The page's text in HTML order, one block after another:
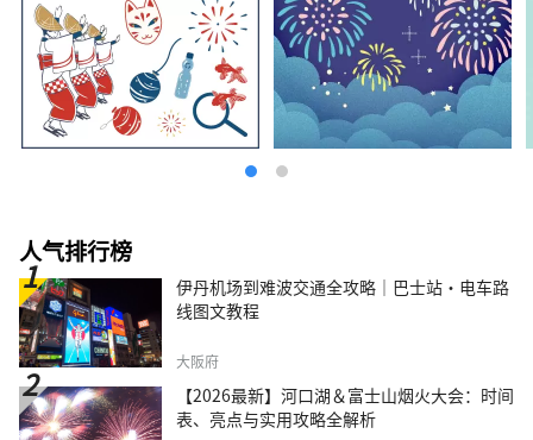
人气排行榜
伊丹机场到难波交通全攻略｜巴士站・电车路
线图文教程
大阪府
【2026最新】河口湖＆富士山烟火大会：时间
表、亮点与实用攻略全解析